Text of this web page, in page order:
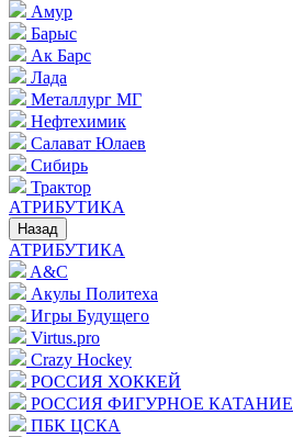
Амур
Барыс
Ак Барс
Лада
Металлург МГ
Нефтехимик
Салават Юлаев
Сибирь
Трактор
АТРИБУТИКА
Назад
АТРИБУТИКА
A&C
Акулы Политеха
Игры Будущего
Virtus.pro
Crazy Hockey
РОССИЯ ХОККЕЙ
РОССИЯ ФИГУРНОЕ КАТАНИЕ
ПБК ЦСКА